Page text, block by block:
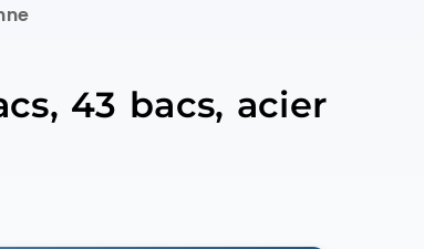
43 bacs, acier